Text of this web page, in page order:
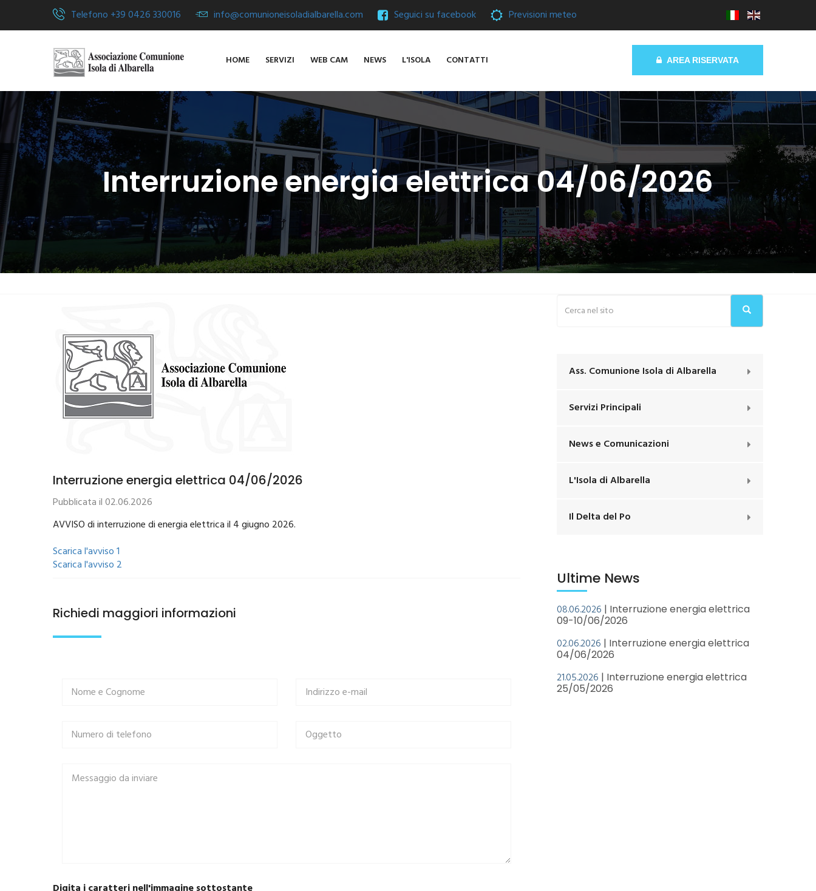
Telefono +39 0426 330016 info@comunioneisoladialbarella.com Seguici su facebook Previsioni meteo
HOME SERVIZI WEB CAM NEWS L'ISOLA CONTATTI AREA RISERVATA
Interruzione energia elettrica 04/06/2026
Interruzione energia elettrica 04/06/2026
Pubblicata il 02.06.2026
AVVISO di interruzione di energia elettrica il 4 giugno 2026.
​Scarica l'avviso 1
​Scarica l'avviso 2
Richiedi maggiori informazioni
Ass. Comunione Isola di Albarella
Servizi Principali
News e Comunicazioni
L'Isola di Albarella
Il Delta del Po
Ultime News
08.06.2026 | Interruzione energia elettrica
09-10/06/2026
02.06.2026 | Interruzione energia elettrica
04/06/2026
21.05.2026 | Interruzione energia elettrica
25/05/2026